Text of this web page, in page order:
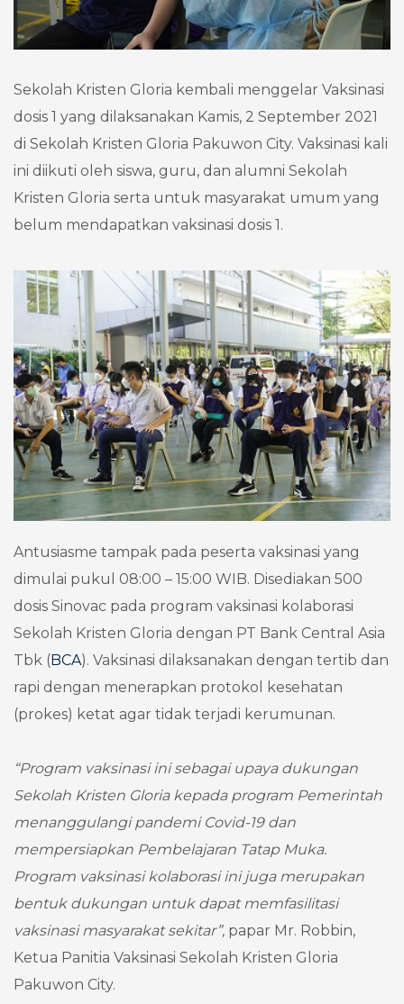
Sekolah Kristen Gloria kembali menggelar Vaksinasi
dosis 1 yang dilaksanakan Kamis, 2 September 2021
di Sekolah Kristen Gloria Pakuwon City. Vaksinasi kali
ini diikuti oleh siswa, guru, dan alumni Sekolah
Kristen Gloria serta untuk masyarakat umum yang
belum mendapatkan vaksinasi dosis 1.
Antusiasme tampak pada peserta vaksinasi yang
dimulai pukul 08:00 – 15:00 WIB. Disediakan 500
dosis Sinovac pada program vaksinasi kolaborasi
Sekolah Kristen Gloria dengan PT Bank Central Asia
Tbk (BCA). Vaksinasi dilaksanakan dengan tertib dan
rapi dengan menerapkan protokol kesehatan
(prokes) ketat agar tidak terjadi kerumunan.
“Program vaksinasi ini sebagai upaya dukungan
Sekolah Kristen Gloria kepada program Pemerintah
menanggulangi pandemi Covid-19 dan
mempersiapkan Pembelajaran Tatap Muka.
Program vaksinasi kolaborasi ini juga merupakan
bentuk dukungan untuk dapat memfasilitasi
vaksinasi masyarakat sekitar”, papar Mr. Robbin,
Ketua Panitia Vaksinasi Sekolah Kristen Gloria
Pakuwon City.